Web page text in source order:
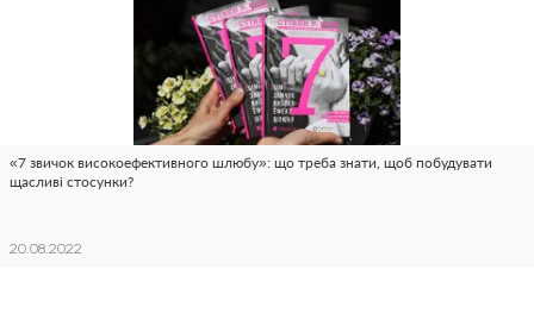
«7 звичок високоефективного шлюбу»: що треба знати, щоб побудувати
щасливі стосунки?
20.08.2022